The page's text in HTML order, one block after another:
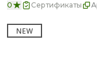
0 Сертификаты
NEW